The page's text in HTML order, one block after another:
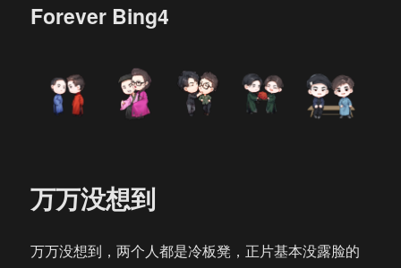
Forever Bing4
万万没想到
万万没想到，两个人都是冷板凳，正片基本没露脸的